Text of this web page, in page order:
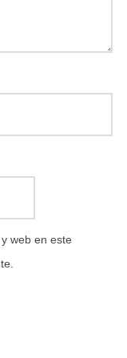
web en este